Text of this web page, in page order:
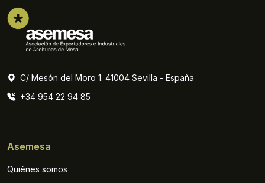
C/ Mesón del Moro 1. 41004 Sevilla - España
+34 954 22 94 85
Asemesa
Quiénes somos